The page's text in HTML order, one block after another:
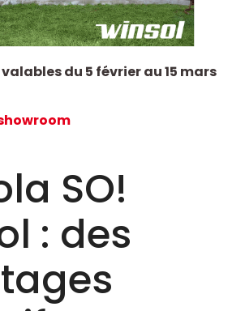
du 5 février au 15 mars
SO!
: des